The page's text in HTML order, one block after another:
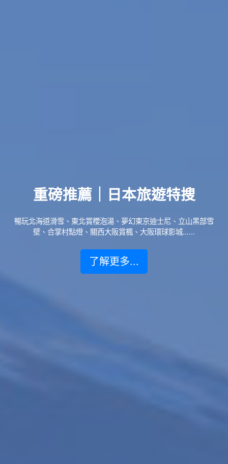
重磅推薦｜日本旅遊特搜
暢玩北海道滑雪、東北賞櫻泡湯、夢幻東京迪士尼、立山黑部雪
壁、合掌村點燈、關西大阪賞楓、大阪環球影城......
了解更多...